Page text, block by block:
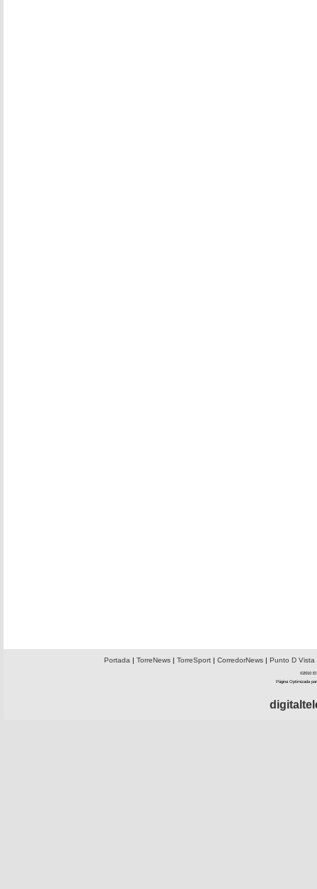
Portada | TorreNews| TorreSport| CorredorNews| Punto D Vista
©2010 El
Página Optimizada